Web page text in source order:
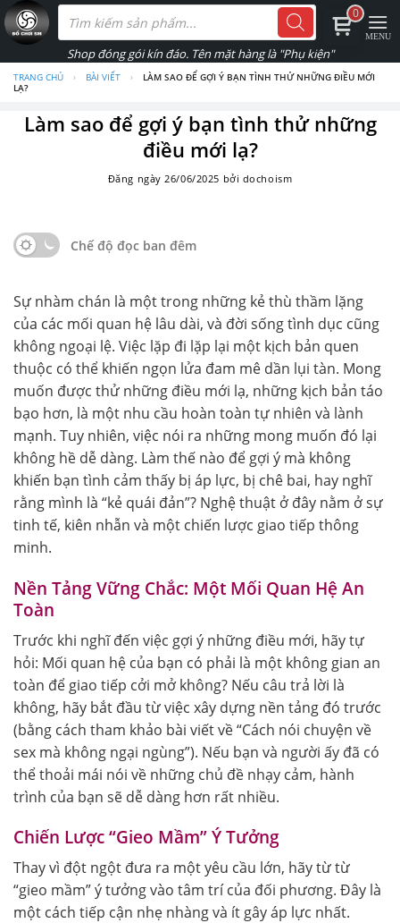
Skip
to
Tìm
kiếm
phẩm
TRANG CHỦ › BÀI VIẾT ›
LÀM SAO ĐỂ GỢI Ý BẠN TÌNH THỬ NHỮNG ĐIỀU MỚI
LẠ?
Làm sao để gợi ý bạn tình thử những
điều mới lạ?
Đăng ngày26/06/2025 bởi dochoism
Chế độ đọc ban đêm
Sự nhàm chán là một trong những kẻ thù thầm lặng
của các mối quan hệ lâu dài, và đời sống tình dục cũng
không ngoại lệ. Việc lặp đi lặp lại một kịch bản quen
thuộc có thể khiến ngọn lửa đam mê dần lụi tàn. Mong
muốn được thử những điều mới lạ, những kịch bản táo
bạo hơn, là một nhu cầu hoàn toàn tự nhiên và lành
mạnh. Tuy nhiên, việc nói ra những mong muốn đó lại
không hề dễ dàng. Làm thế nào để gợi ý mà không
khiến bạn tình cảm thấy bị áp lực, bị chê bai, hay nghĩ
rằng mình là “kẻ quái đản”? Nghệ thuật ở đây nằm ở sự
tinh tế, kiên nhẫn và một chiến lược giao tiếp thông
minh.
Nền Tảng Vững Chắc: Một Mối Quan Hệ An
Toàn
Trước khi nghĩ đến việc gợi ý những điều mới, hãy tự
hỏi: Mối quan hệ của bạn có phải là một không gian an
toàn để giao tiếp cởi mở không? Nếu câu trả lời là
không, hãy bắt đầu từ việc xây dựng nền tảng đó trước
(bằng cách tham khảo bài viết về “Cách nói chuyện về
sex mà không ngại ngùng”). Nếu bạn và người ấy đã có
thể thoải mái nói về những chủ đề nhạy cảm, hành
trình của bạn sẽ dễ dàng hơn rất nhiều.
Chiến Lược “Gieo Mầm” Ý Tưởng
Thay vì đột ngột đưa ra một yêu cầu lớn, hãy từ từ
“gieo mầm” ý tưởng vào tâm trí của đối phương. Đây là
một cách tiếp cận nhẹ nhàng và ít gây áp lực nhất.
0